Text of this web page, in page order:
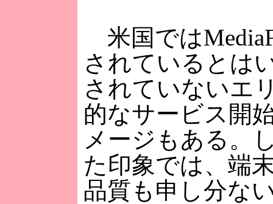
米国では
されているとは
されていないエ
的なサービス開
メージもある。
た印象では、端
品質も申し分な